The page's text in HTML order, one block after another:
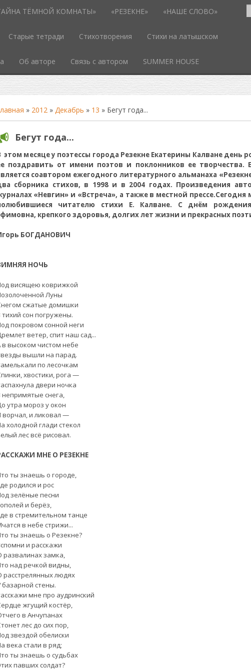
ТЁМНОЙ КОМНАТЫ» «РЕЗЕКНЕ» «НАШЕ СЛОВО»
Старые тетради Стихотворения Стихи на латышском
Об авторе Связь с автором SUMMER HOUSE
» 2012 » Декабрь » 13 » Бегут года...
Бегут года...
этом месяце у поэтессы города Резекне Екатерины Калване день
поздравить от имени поэтов и поклонников ее творчества.
соавтором ежегодного литературного альманаха
сборника стихов, в 1998 и в 2004 годах. Произведения
«Невгин» и «Встреча», а также в местной прессе.Сегодня
читателю стихи Е. Калване. С днём рождения
крепкого здоровья, долгих лет жизни и прекрасных
БОГДАНОВИЧ
НОЧЬ
висящею коврижкой
Луны
сжатые домишки
тихий сон погружены.
покровом сонной неги
ветер, спит наш сад...
в высоком чистом небе
вышли на парад.
по лесочкам
хвостики, рога —
двери ночка
непримятые снега,
утра мороз у окон
ворчал, и ликовал —
холодной глади стекол
лес всё рисовал.
МНЕ О РЕЗЕКНЕ
ты знаешь о городе,
родился и рос
зелёные песни
и берёз,
в стремительном танце
в небе стрижи...
ты знаешь о Резекне?
и расскажи
развалинах замка,
над речкой видны,
расстрелянных людях
базарной стены.
мне про аудринский
жгущий костёр,
в Анчупанах
лес до сих пор,
звездой обелиски
века стали в ряд;
ты знаешь о судьбах
павших солдат?